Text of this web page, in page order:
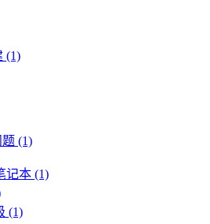
(1)
(1)
记本 (1)
(1)